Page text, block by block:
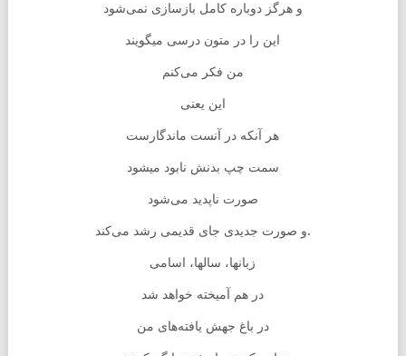
و هرگز دوباره کامل بازسازى نمى‌شود
این را در متون درسی میگویند
من فکر می‌کنم
این یعنی
هر آنکه در آنست ماندگارست
سمت چپ بدنش نابود میشود
صورت ناپدید می‌شود
و‌ صورت جدیدی جای قدیمی رشد می‌کند.
زبانها، سالها، اسامی
در هم آمیخته خواهد شد
در باغ جهش یافته‌های من